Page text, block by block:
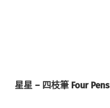
星星 – 四枝筆 Four Pens